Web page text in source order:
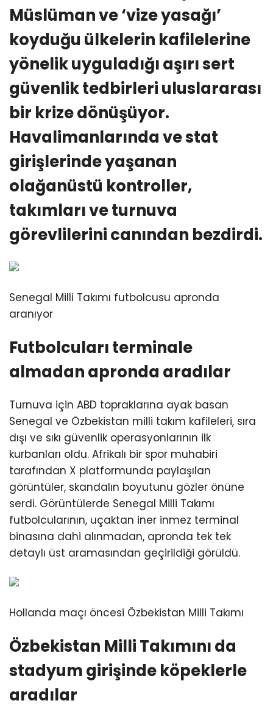
Müslüman ve ‘vize yasağı’
koyduğu ülkelerin kafilelerine
yönelik uyguladığı aşırı sert
güvenlik tedbirleri uluslararası
bir krize dönüşüyor.
Havalimanlarında ve stat
girişlerinde yaşanan
olağanüstü kontroller,
takımları ve turnuva
görevlilerini canından bezdirdi.
Senegal Milli Takımı futbolcusu apronda
aranıyor
Futbolcuları terminale
almadan apronda aradılar
Turnuva için ABD topraklarına ayak basan
Senegal ve Özbekistan milli takım kafileleri, sıra
dışı ve sıkı güvenlik operasyonlarının ilk
kurbanları oldu. Afrikalı bir spor muhabiri
tarafından X platformunda paylaşılan
görüntüler, skandalın boyutunu gözler önüne
serdi. Görüntülerde Senegal Milli Takımı
futbolcularının, uçaktan iner inmez terminal
binasına dahi alınmadan, apronda tek tek
detaylı üst aramasından geçirildiği görüldü.
Hollanda maçı öncesi Özbekistan Milli Takımı
Özbekistan Milli Takımını da
stadyum girişinde köpeklerle
aradılar